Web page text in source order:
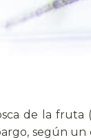
de la
según